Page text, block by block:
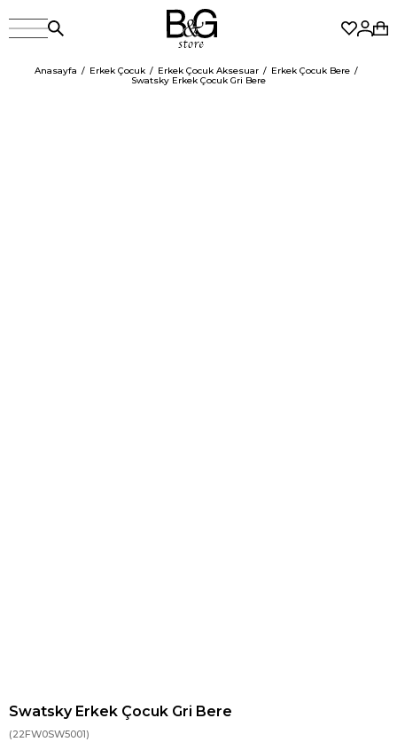
Anasayfa Erkek Çocuk Erkek Çocuk Aksesuar
Erkek Çocuk Bere
Swatsky Erkek Çocuk Gri Bere
Swatsky Erkek Çocuk Gri Bere
(22FW0SW5001)